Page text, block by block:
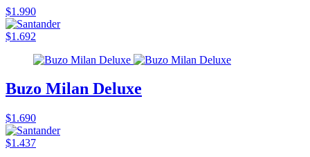
$1.990
$1.692
Buzo Milan Deluxe
$1.690
$1.437